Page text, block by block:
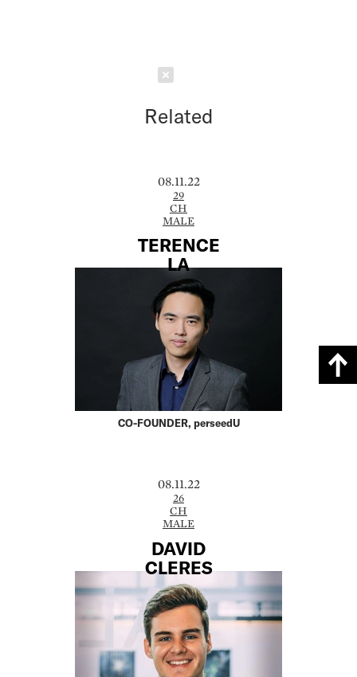
Related
08.11.22
29
CH
MALE
TERENCE
LA
CO-FOUNDER, perseedU
08.11.22
26
CH
MALE
DAVID
CLERES